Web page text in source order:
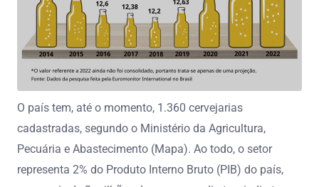
O país tem, até o momento, 1.360 cervejarias
cadastradas, segundo o Ministério da Agricultura,
Pecuária e Abastecimento (Mapa). Ao todo, o setor
representa 2% do Produto Interno Bruto (PIB) do país,